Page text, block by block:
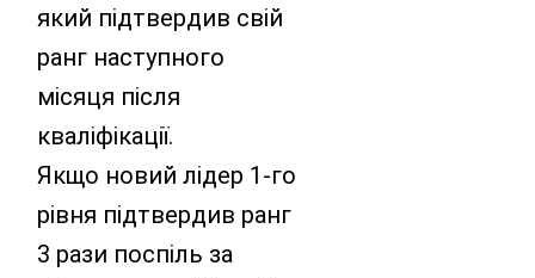
який підтвердив свій
ранг наступного
місяця після
кваліфікації.
Якщо новий лідер 1-го
рівня підтвердив ранг
3 рази поспіль за